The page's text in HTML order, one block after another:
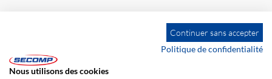
Continuer sans accepter
Politique de confidentialité
Nous utilisons des cookies